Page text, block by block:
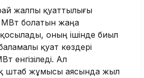
жалпы қуаттылығы
болатын жаңа
қосылады, оның ішінде биыл
қуат көздері
енгізіледі. Ал
штаб жұмысы аясында жыл